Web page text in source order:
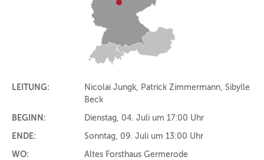
LEITUNG:
Nicolai Jungk, Patrick Zimmermann, Sibylle
Beck
BEGINN:
Dienstag, 04. Juli um 17:00 Uhr
ENDE:
Sonntag, 09. Juli um 13:00 Uhr
WO:
Altes Forsthaus Germerode